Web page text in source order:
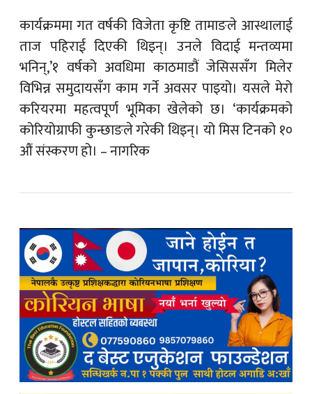
कार्यक्रममा गत वर्षकी विजेता कृष्टि तामाङले आस्थालाई
ताज पहिराई दिएकी थिइन्। उनले विदाई मन्तव्यमा
भनिन्,’१ वर्षको अवधिमा काठमाडौं जेसिससँग मिलेर
विभिन्न समुदायसँग काम गर्ने अवसर पाइयो। यसले मेरो
करियरमा महत्वपूर्ण भूमिका खेलेको छ। ‘कार्यक्रमको
कोरियोग्राफी कुन्छाङले गरेकी थिइन्। यो मिस टिनको १०
औं संस्करण हो। – नागरिक